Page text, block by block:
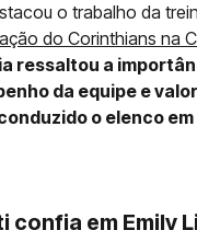
o trabalho da
do Corinthians na
ressaltou a
da equipe e
o elenco
confia em Emily